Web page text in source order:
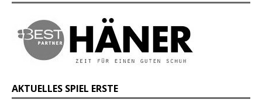
AKTUELLES SPIEL ERSTE